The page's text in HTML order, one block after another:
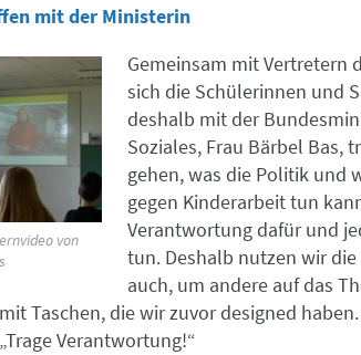
mit der Ministerin
von
Gemeinsam mit Vertretern
sich die Schülerinnen und
deshalb mit der
Soziales, Frau Bärbel Bas,
gehen, was die Politik und
gegen Kinderarbeit tun
Verantwortung dafür und
tun. Deshalb nutzen wir
auch, um andere auf das
Taschen, die wir zuvor designed
Verantwortung!“